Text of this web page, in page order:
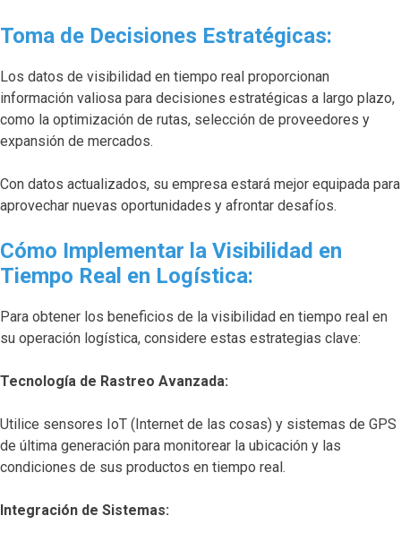
Toma de Decisiones Estratégicas:
Los datos de visibilidad en tiempo real proporcionan
información valiosa para decisiones estratégicas a largo plazo,
como la optimización de rutas, selección de proveedores y
expansión de mercados.
Con datos actualizados, su empresa estará mejor equipada para
aprovechar nuevas oportunidades y afrontar desafíos.
Cómo Implementar la Visibilidad en
Tiempo Real en Logística:
Para obtener los beneficios de la visibilidad en tiempo real en
su operación logística, considere estas estrategias clave:
Tecnología de Rastreo Avanzada:
Utilice sensores IoT (Internet de las cosas) y sistemas de GPS
de última generación para monitorear la ubicación y las
condiciones de sus productos en tiempo real.
Integración de Sistemas: